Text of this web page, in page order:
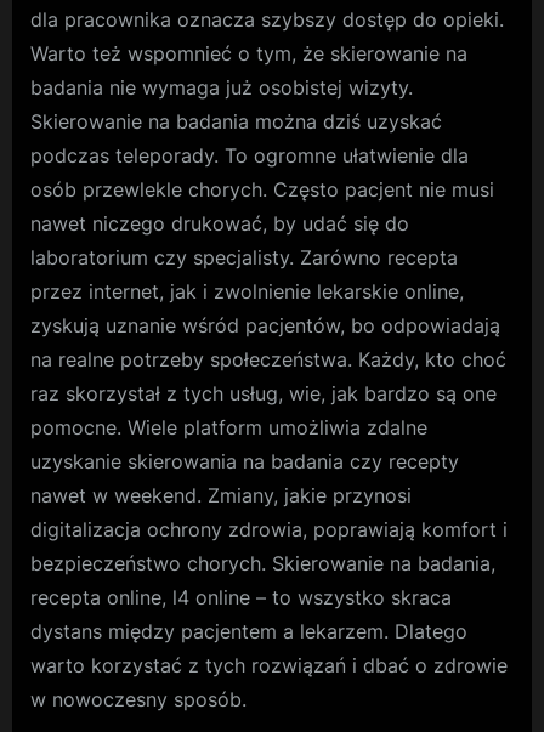
dla pracownika oznacza szybszy dostęp do opieki.
Warto też wspomnieć o tym, że skierowanie na
badania nie wymaga już osobistej wizyty.
Skierowanie na badania można dziś uzyskać
podczas teleporady. To ogromne ułatwienie dla
osób przewlekle chorych. Często pacjent nie musi
nawet niczego drukować, by udać się do
laboratorium czy specjalisty. Zarówno recepta
przez internet, jak i zwolnienie lekarskie online,
zyskują uznanie wśród pacjentów, bo odpowiadają
na realne potrzeby społeczeństwa. Każdy, kto choć
raz skorzystał z tych usług, wie, jak bardzo są one
pomocne. Wiele platform umożliwia zdalne
uzyskanie skierowania na badania czy recepty
nawet w weekend. Zmiany, jakie przynosi
digitalizacja ochrony zdrowia, poprawiają komfort i
bezpieczeństwo chorych. Skierowanie na badania,
recepta online, l4 online – to wszystko skraca
dystans między pacjentem a lekarzem. Dlatego
warto korzystać z tych rozwiązań i dbać o zdrowie
w nowoczesny sposób.